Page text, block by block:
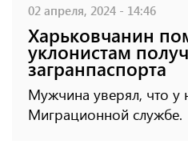
02 апреля, 2024 - 14:46
Харьковчанин
уклонистам
загранпаспорта
Мужчина уверял, что у
Миграционной службе.